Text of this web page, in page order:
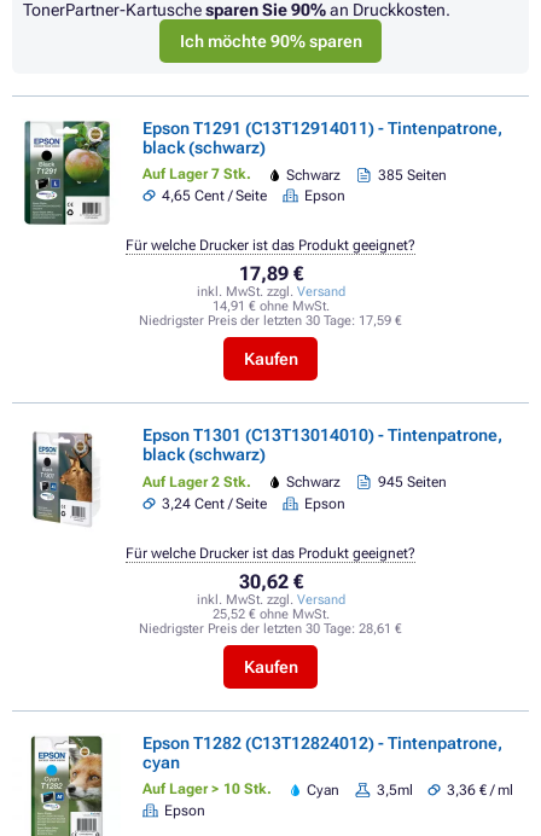
TonerPartner-Kartuschesparen Sie90%an Druckkosten.
Ich möchte 90% sparen
Epson T1291 (C13T12914011) - Tintenpatrone,
black (schwarz)
Auf Lager 7 Stk. Schwarz
385 Seiten
4,65 Cent / Seite
Epson
17,89 €
inkl. MwSt. zzgl. Versand
14,91 € ohne MwSt.
Niedrigster Preis der letzten 30 Tage: 17,59 €
Kaufen
Für welche Drucker ist das Produkt geeignet?
Epson T1301 (C13T13014010) - Tintenpatrone,
black (schwarz)
Auf Lager 2 Stk. Schwarz
945 Seiten
3,24 Cent / Seite
Epson
30,62 €
inkl. MwSt. zzgl. Versand
25,52 € ohne MwSt.
Niedrigster Preis der letzten 30 Tage: 28,61 €
Kaufen
Für welche Drucker ist das Produkt geeignet?
Epson T1282 (C13T12824012) - Tintenpatrone,
cyan
Auf Lager > 10 Stk. Cyan 3,5ml
3,36 € / ml
Epson